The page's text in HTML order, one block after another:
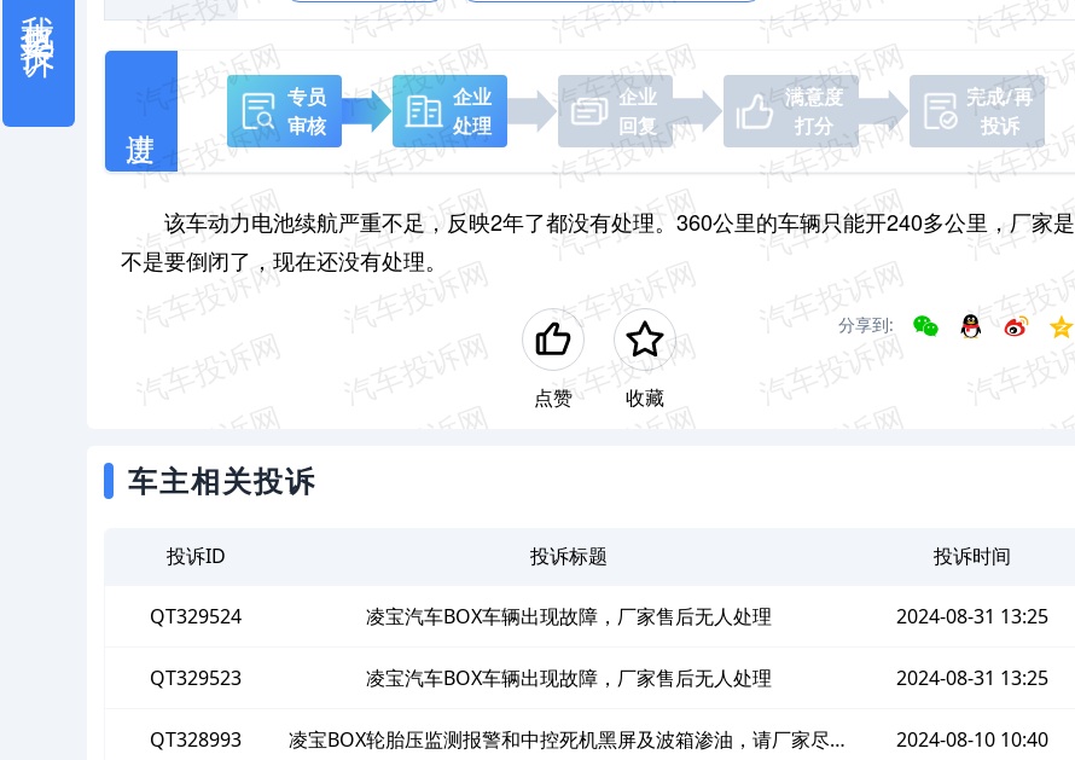
专员
审核
企业
处理
企业
回复
满意度
打分
完成/再
投诉
该车动力电池续航严重不足，反映2年了都没有处理。360公里的车辆只能开240多公里，厂家是
不是要倒闭了，现在还没有处理。
点赞 收藏
分享到:
车主相关投诉
投诉ID 投诉标题 投诉时间
QT329524 凌宝汽车BOX车辆出现故障，厂家售后无人处理 2024-08-31 13:25
QT329523 凌宝汽车BOX车辆出现故障，厂家售后无人处理 2024-08-31 13:25
QT328993 凌宝BOX轮胎压监测报警和中控死机黑屏及波箱渗油，请厂家尽快 2024-08-10 10:40